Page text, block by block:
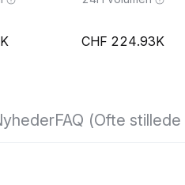
224.93K
FAQ (Ofte